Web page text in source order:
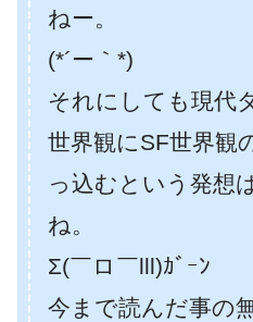
ねー。
(*´ー｀*)
それにしても現代
世界観にSF世界観
っ込むという発想
ね。
Σ(￣ロ￣lll)ｶﾞｰﾝ
今まで読んだ事の